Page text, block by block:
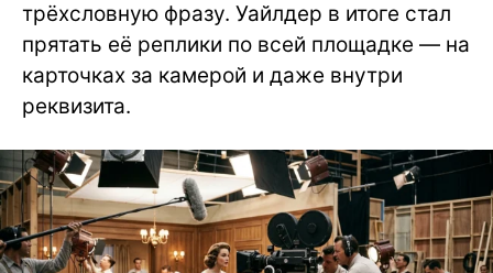
трёхсловную фразу. Уайлдер в итоге стал
прятать её реплики по всей площадке — на
карточках за камерой и даже внутри
реквизита.